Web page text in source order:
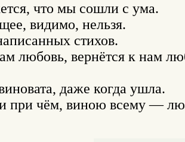
что мы сошли с ума.
видимо, нельзя.
стихов.
любовь, вернётся к нам